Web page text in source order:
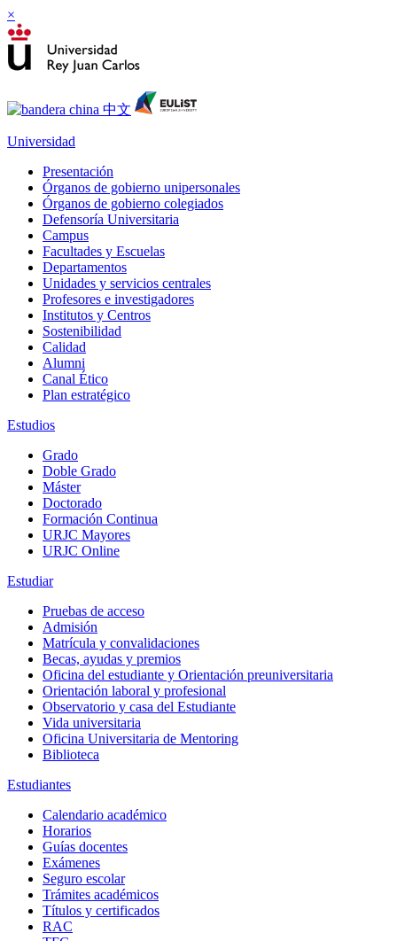
×
Universidad
Presentación
Órganos de gobierno unipersonales
Órganos de gobierno colegiados
Defensoría Universitaria
Campus
Facultades y Escuelas
Departamentos
Unidades y servicios centrales
Profesores e investigadores
Institutos y Centros
Sostenibilidad
Calidad
Alumni
Canal Ético
Plan estratégico
Estudios
Grado
Doble Grado
Máster
Doctorado
Formación Continua
URJC Mayores
URJC Online
Estudiar
Pruebas de acceso
Admisión
Matrícula y convalidaciones
Becas, ayudas y premios
Oficina del estudiante y Orientación preuniversitaria
Orientación laboral y profesional
Observatorio y casa del Estudiante
Vida universitaria
Oficina Universitaria de Mentoring
Biblioteca
Estudiantes
Calendario académico
Horarios
Guías docentes
Exámenes
Seguro escolar
Trámites académicos
Títulos y certificados
RAC